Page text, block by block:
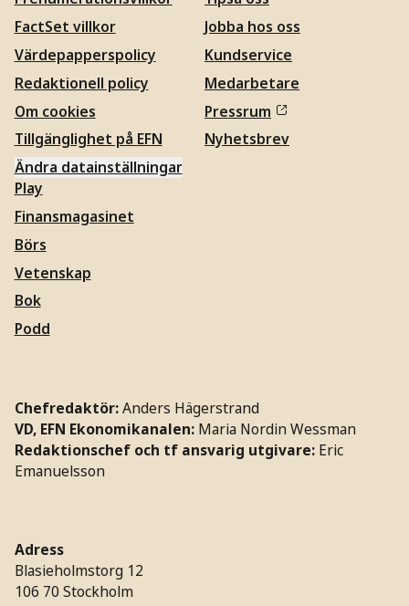
FactSet villkor
Värdepapperspolicy
Redaktionell policy
Om cookies
Tillgänglighet på EFN
Ändra datainställningar
Jobba hos oss
Kundservice
Medarbetare
Pressrum
Nyhetsbrev
Play
Finansmagasinet
Börs
Vetenskap
Bok
Podd
Chefredaktör:Anders Hägerstrand
VD, EFN Ekonomikanalen: Maria Nordin Wessman
Redaktionschef och tf ansvarig utgivare: Eric
Emanuelsson
Adress
Blasieholmstorg 12
106 70 Stockholm